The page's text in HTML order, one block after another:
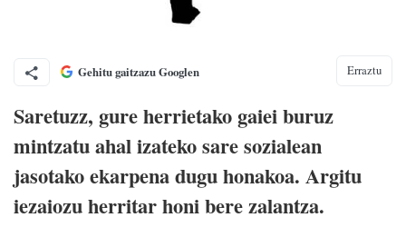
Gehitu gaitzazu Googlen Erraztu
Saretuzz, gure herrietako gaiei buruz
mintzatu ahal izateko sare sozialean
jasotako ekarpena dugu honakoa. Argitu
iezaiozu herritar honi bere zalantza.